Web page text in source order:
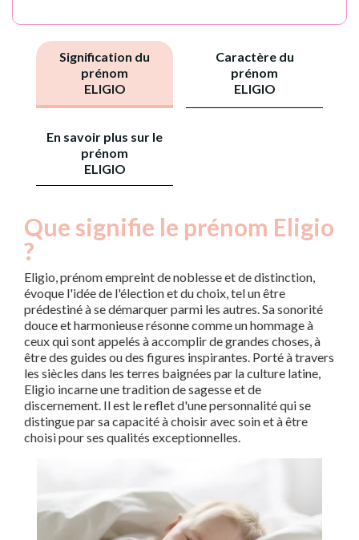
Signification du
prénom
ELIGIO
Caractère du
prénom
ELIGIO
En savoir plus sur le
prénom
ELIGIO
Que signifie le prénom Eligio
?
Eligio, prénom empreint de noblesse et de distinction,
évoque l'idée de l'élection et du choix, tel un être
prédestiné à se démarquer parmi les autres. Sa sonorité
douce et harmonieuse résonne comme un hommage à
ceux qui sont appelés à accomplir de grandes choses, à
être des guides ou des figures inspirantes. Porté à travers
les siècles dans les terres baignées par la culture latine,
Eligio incarne une tradition de sagesse et de
discernement. Il est le reflet d'une personnalité qui se
distingue par sa capacité à choisir avec soin et à être
choisi pour ses qualités exceptionnelles.